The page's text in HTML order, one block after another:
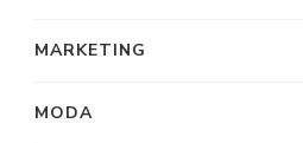
MARKETING
MODA